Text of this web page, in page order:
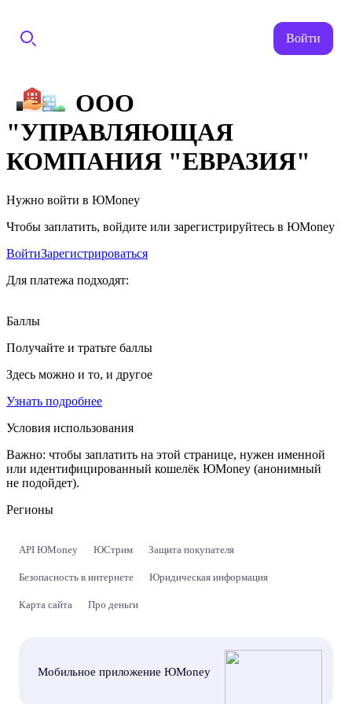
Войти
ООО
"УПРАВЛЯЮЩАЯ
КОМПАНИЯ "ЕВРАЗИЯ"
Нужно войти в ЮMoney
Чтобы заплатить, войдите или зарегистрируйтесь в ЮMoney
ВойтиЗарегистрироваться
Для платежа подходят:
Баллы
Получайте и тратьте баллы
Здесь можно и то, и другое
Узнать подробнее
Условия использования
Важно: чтобы заплатить на этой странице, нужен именной
или идентифицированный кошелёк ЮMoney (анонимный
не подойдет).
Регионы
API ЮMoney ЮСтрим Защита покупателя
Безопасность в интернете Юридическая информация
Карта сайта Про деньги
Мобильное приложение ЮMoney